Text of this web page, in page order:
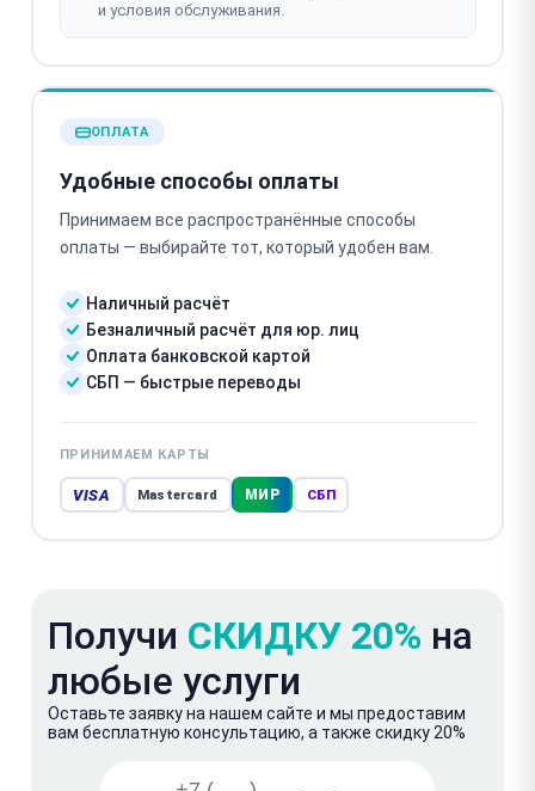
и условия обслуживания.
ОПЛАТА
Удобные способы оплаты
Принимаем все распространённые способы
оплаты — выбирайте тот, который удобен вам.
Наличный расчёт
Безналичный расчёт для юр. лиц
Оплата банковской картой
СБП — быстрые переводы
ПРИНИМАЕМ КАРТЫ
VISA Mastercard МИР СБП
Получи СКИДКУ 20% на
любые услуги
Оставьте заявку на нашем сайте и мы предоставим
вам бесплатную консультацию, а также скидку 20%